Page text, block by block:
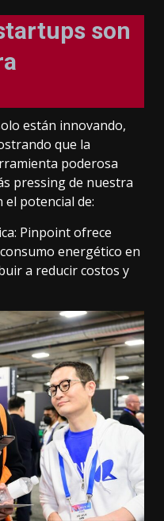
son
están innovando,
que la
poderosa
pressing de nuestra
el potencial de:
Pinpoint ofrece
energético en
a reducir costos y